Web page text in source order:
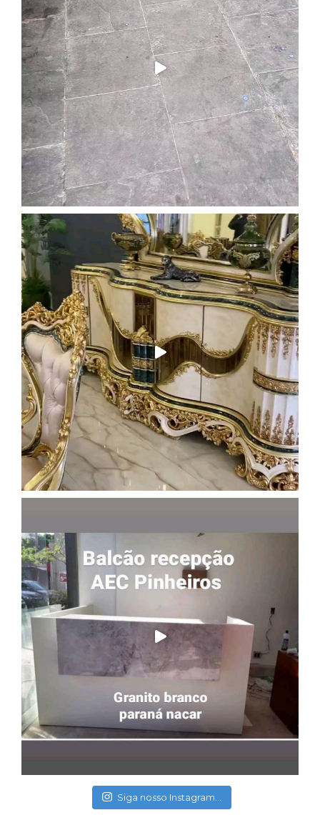
Siga nosso Instagram...